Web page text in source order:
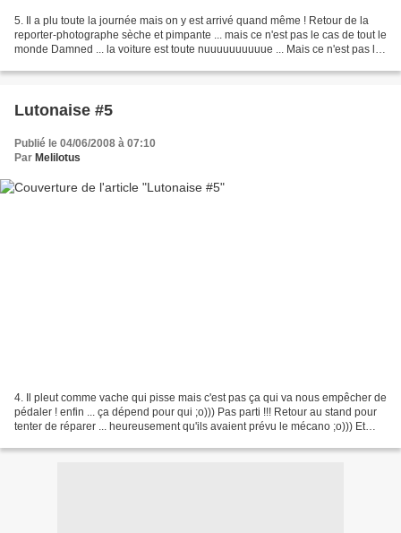
5. Il a plu toute la journée mais on y est arrivé quand même ! Retour de la
reporter-photographe sèche et pimpante ... mais ce n'est pas le cas de tout le
monde Damned ... la voiture est toute nuuuuuuuuuue ... Mais ce n'est pas le
Lutonaise #5
Publié le 04/06/2008 à 07:10
Par Melilotus
4. Il pleut comme vache qui pisse mais c'est pas ça qui va nous empêcher de
pédaler ! enfin ... ça dépend pour qui ;o))) Pas parti !!! Retour au stand pour
tenter de réparer ... heureusement qu'ils avaient prévu le mécano ;o))) Et